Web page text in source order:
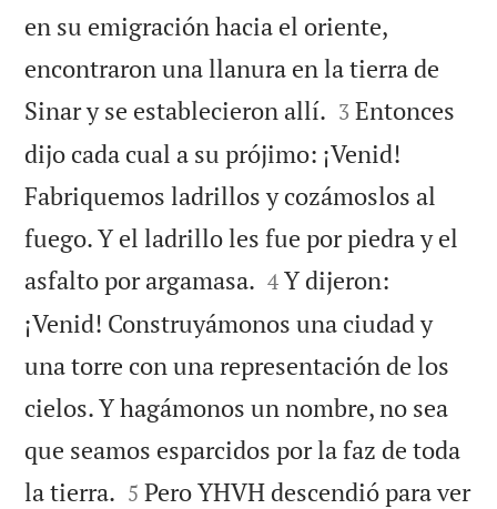
en su emigración hacia el oriente,
encontraron una llanura en la tierra de
Sinar y se establecieron allí. 

3 Entonces
dijo cada cual a su prójimo: ¡Venid!
Fabriquemos ladrillos y cozámoslos al
fuego. Y el ladrillo les fue por piedra y el
asfalto por argamasa. 

4 Y dijeron:
¡Venid! Construyámonos una ciudad y
una torre con una representación de los
cielos. Y hagámonos un nombre, no sea
que seamos esparcidos por la faz de toda
la tierra. 

5 Pero YHVH descendió para ver